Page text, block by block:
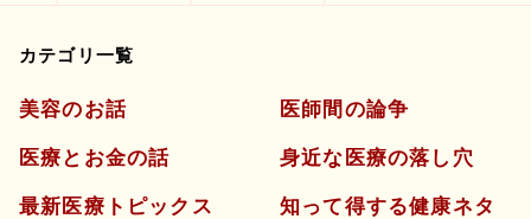
カテゴリ一覧
美容のお話
医療とお金の話
最新医療トピックス
医師間の論争
身近な医療の落し穴
知って得する健康ネタ